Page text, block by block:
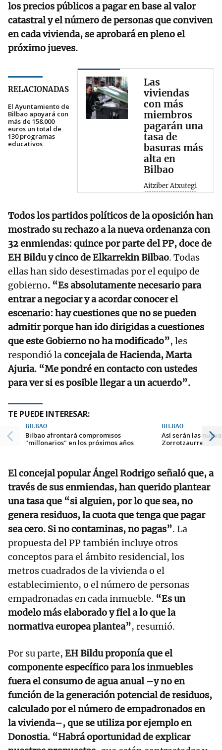
los precios públicos a pagar en base al valor
catastral y el número de personas que conviven
en cada vivienda, se aprobará en pleno el
próximo jueves.
RELACIONADAS
El Ayuntamiento de
Bilbao apoyará con
más de 158.000
euros un total de
130 programas
educativos
Las
viviendas
con más
miembros
pagarán una
tasa de
basuras más
alta en
Bilbao
Aitziber Atxutegi
Todos los partidos políticos de la oposición han
mostrado su rechazo a la nueva ordenanza con
32 enmiendas: quince por parte del PP, doce de
EH Bildu y cinco de Elkarrekin Bilbao. Todas
ellas han sido desestimadas por el equipo de
gobierno. “Es absolutamente necesario para
entrar a negociar y a acordar conocer el
escenario: hay cuestiones que no se pueden
admitir porque han ido dirigidas a cuestiones
que este Gobierno no ha modificado”, les
respondió laconcejala de Hacienda, Marta
Ajuria. “Me pondré en contacto con ustedes
para ver si es posible llegar a un acuerdo”.
TE PUEDE INTERESAR:
BILBAO
Bilbao afrontará compromisos
"millonarios" en los próximos años
BILBAO
Así serán las
Zorrotzaurre
El concejal popular Ángel Rodrigo señaló que, a
través de sus enmiendas, han querido plantear
una tasa que “si alguien, por lo que sea, no
genera residuos, la cuota que tenga que pagar
sea cero. Si no contaminas, no pagas”. La
propuesta del PP también incluye otros
conceptos para el ámbito residencial, los
metros cuadrados de la vivienda o el
establecimiento, o el número de personas
empadronadas en cada inmueble. “Es un
modelo más elaborado y fiel a lo que la
normativa europea plantea”, resumió.
Por su parte, EH Bildu proponía que el
componente específico para los inmuebles
fuera el consumo de agua anual –y no en
función de la generación potencial de residuos,
calculado por el número de empadronados en
la vivienda–, que se utiliza por ejemplo en
Donostia. “Habrá oportunidad de explicar